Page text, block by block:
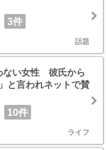
3件
話題
ない女性 彼氏から
と言われネットで賛
10件
ライフ